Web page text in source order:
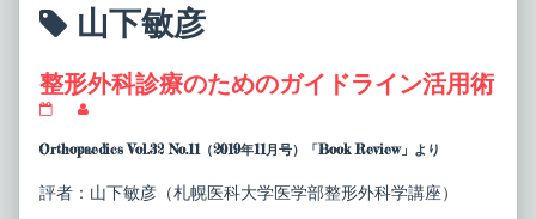
Posts
tagged
山下敏彦
整形外科診療のためのガイドライン活用術
外
療
posts
author
Orthopaedics Vol.32 No.11（2019年11月号）「Book Review」より
評者：山下敏彦（札幌医科大学医学部整形外科学講座）